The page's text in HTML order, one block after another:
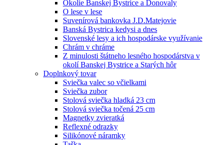
Okolie Banskej Bystrice a Donovaly
O lese v lese
Suvenírová bankovka J.D.Matejovie
Banská Bystrica kedysi a dnes
Slovenské lesy a ich hospodárske využívanie
Chrám v chráme
Z minulosti štátneho lesného hospodárstva v
okolí Banskej Bystrice a Starých hôr
Doplnkový tovar
Sviečka valec so včielkami
Sviečka zubor
Stolová sviečka hladká 23 cm
Stolová sviečka točená 25 cm
Magnetky zvieratká
Reflexné odrazky
Silikónové náramky